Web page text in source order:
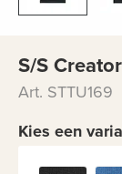
S/S
Art. STTU169
Kies een